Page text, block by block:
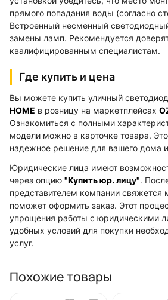
прямого попадания воды (согласно
Встроенный несменный
замены ламп. Рекомендуется
квалифицированным специалистам.
Где купить и цена
Вы можете купить уличный
HOME в розницу на маркетплейсах
Ознакомиться с полными
модели можно в карточке товара.
надежное решение для вашего дома
Юридические лица имеют
через опцию "Купить юр. лицу".
представителем компании
поможет оформить заказ. Этот
упрощения работы с юридическими
удобных условий для покупки
услуг.
Похожие товары